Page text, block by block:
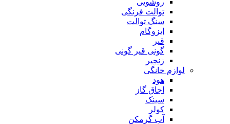
روشویی
توالت فرنگی
سنگ توالت
ایزوگام
قیر
گونی قیر گونی
زنجیر
لوازم خانگی
هود
اجاق گاز
سینک
کولر
آب گرمکن